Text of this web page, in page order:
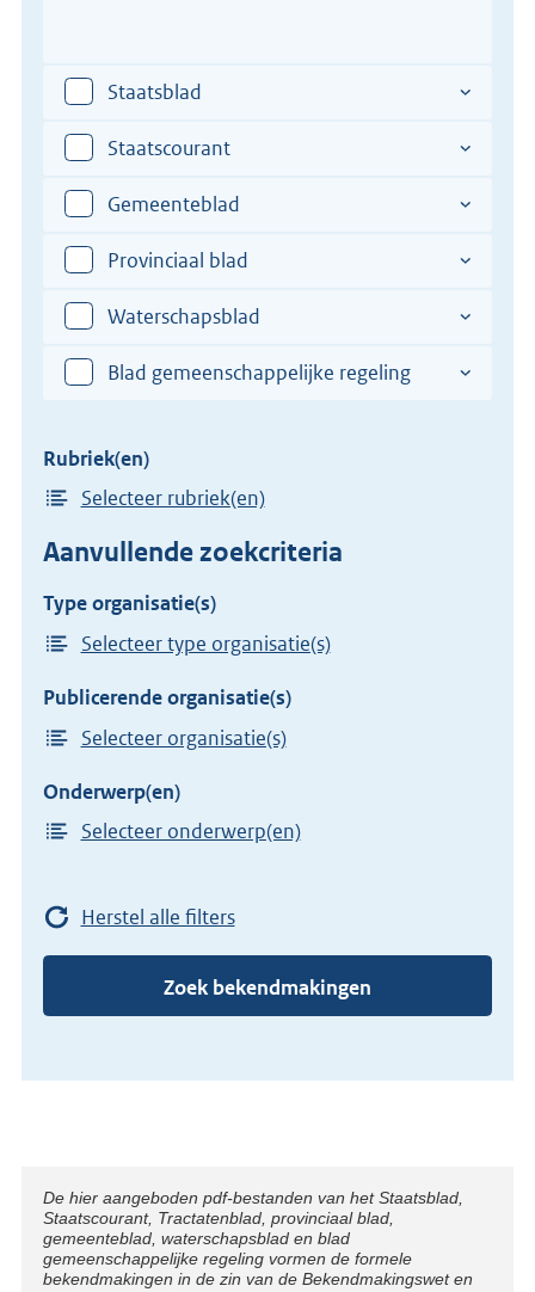
van
verdrag
een
plaats
in
de
totstandkoming
van
het
verdrag
Staatsblad
Staatscourant
Gemeenteblad
Provinciaal blad
Waterschapsblad
Blad gemeenschappelijke regeling
Rubriek(en)
Selecteer rubriek(en)
Aanvullende zoekcriteria
Type organisatie(s)
Selecteer type organisatie(s)
Publicerende organisatie(s)
Selecteer organisatie(s)
Onderwerp(en)
Selecteer onderwerp(en)
Herstel alle filters
Zoek bekendmakingen
Disclaimer
De hier aangeboden pdf-bestanden van het Staatsblad,
Staatscourant, Tractatenblad, provinciaal blad,
gemeenteblad, waterschapsblad en blad
gemeenschappelijke regeling vormen de formele
bekendmakingen in de zin van de Bekendmakingswet en